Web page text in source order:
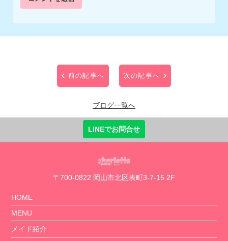
前の記事へ 次の記事へ
ブログ一覧へ
LINEでお問合せ
〒700-0822 岡山市北区表町3-7-15 2F
HOME
MENU
メイド紹介